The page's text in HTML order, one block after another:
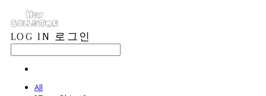
LOG IN 로그인
All